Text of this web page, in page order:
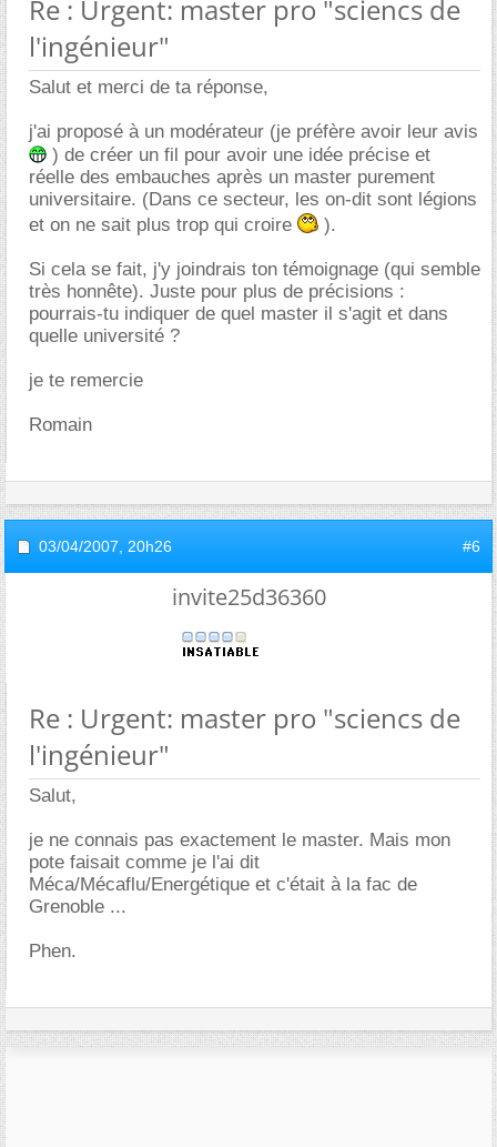
Re : Urgent: master pro "sciencs de
l'ingénieur"
Salut et merci de ta réponse,
j'ai proposé à un modérateur (je préfère avoir leur avis
) de créer un fil pour avoir une idée précise et
réelle des embauches après un master purement
universitaire. (Dans ce secteur, les on-dit sont légions
et on ne sait plus trop qui croire
).
Si cela se fait, j'y joindrais ton témoignage (qui semble
très honnête). Juste pour plus de précisions :
pourrais-tu indiquer de quel master il s'agit et dans
quelle université ?
je te remercie
Romain
03/04/2007, 20h26 #6
invite25d36360
Re : Urgent: master pro "sciencs de
l'ingénieur"
Salut,
je ne connais pas exactement le master. Mais mon
pote faisait comme je l'ai dit
Méca/Mécaflu/Energétique et c'était à la fac de
Grenoble ...
Phen.